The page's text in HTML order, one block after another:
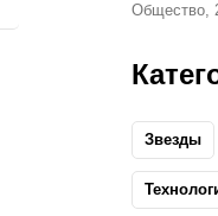
Общество,
Звезды